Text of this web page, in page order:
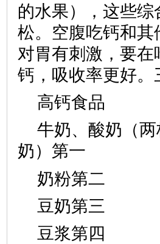
的水果），这些
松。空腹吃钙和
对胃有刺激，要
钙，吸收率更好
高钙食品
牛奶、酸奶（
奶）第一
奶粉第二
豆奶第三
豆浆第四